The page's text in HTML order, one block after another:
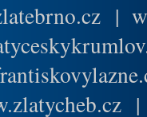
|